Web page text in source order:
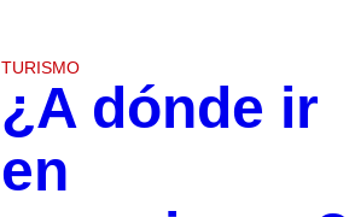
TURISMO
¿A dónde ir
en